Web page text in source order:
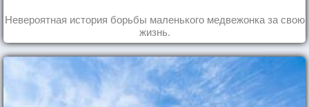
Невероятная история борьбы маленького медвежонка за свою
жизнь.